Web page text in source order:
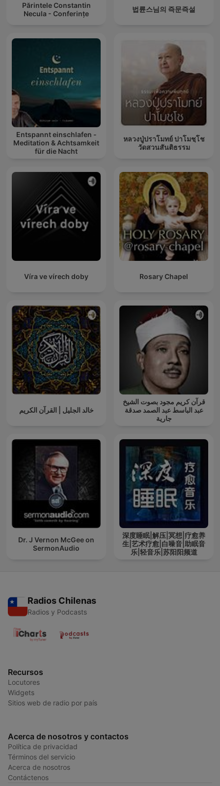
Părintele Constantin
Necula - Conferințe
법륜스님의 즉문즉설
Entspannt einschlafen -
Meditation & Achtsamkeit
für die Nacht
หลวงปู่ปราโมทย์ ปาโมชฺโช
วัดสวนสันติธรรม
Víra ve vírech doby Rosary Chapel
خالد الجليل | القرآن الكريم
قرآن كريم مجود بصوت الشيخ
عبد الباسط عبد الصمد صدقة
جارية
Dr. J Vernon McGee on
SermonAudio
深度睡眠|解压|冥想|疗愈养
生|艺术疗愈|白噪音|助眠音
乐|轻音乐|苏阳阳频道
Radios Chilenas
Radios y Podcasts
Recursos
Locutores
Widgets
Sitios web de radio por país
Acerca de nosotros y contactos
Política de privacidad
Términos del servicio
Acerca de nosotros
Contáctenos